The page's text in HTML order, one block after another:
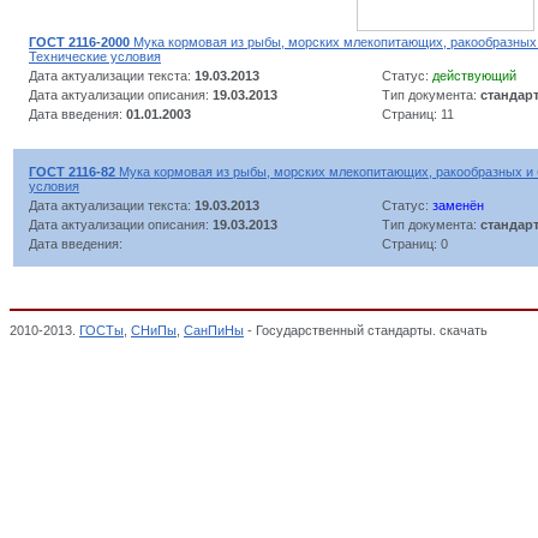
ГОСТ 2116-2000 Мука кормовая из рыбы, морских млекопитающих, ракообразных
Технические условия
Дата актуализации текста: 19.03.2013 Статус: действующий
Дата актуализации описания: 19.03.2013 Тип документа: стандарт
Дата введения: 01.01.2003 Страниц: 11
ГОСТ 2116-82 Мука кормовая из рыбы, морских млекопитающих, ракообразных и
условия
Дата актуализации текста: 19.03.2013 Статус: заменён
Дата актуализации описания: 19.03.2013 Тип документа: стандарт
Дата введения:
Страниц: 0
2010-2013. ГОСТы СНиПы СанПиНы - Государственный стандарты. скачать